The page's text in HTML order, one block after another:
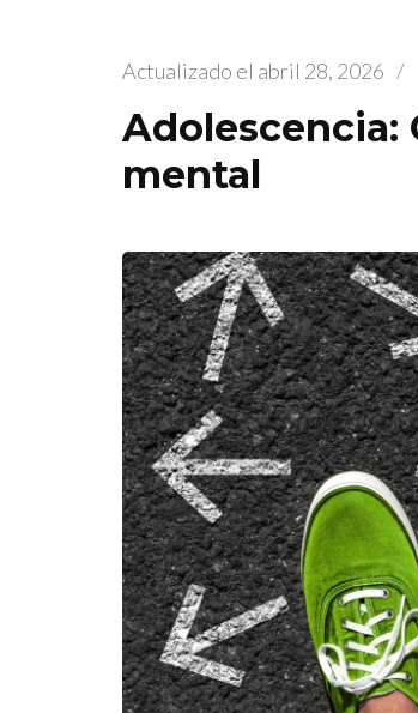
Actualizado el abril 28, 2026 /
Adolescencia:
mental